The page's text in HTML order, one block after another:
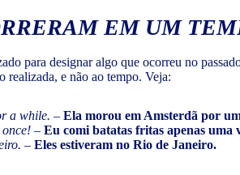
EM UM
para designar algo que ocorreu no
realizada, e não ao tempo. Veja:
a while. – Ela morou em Amsterdã por
– Eu comi batatas fritas apenas uma
– Eles estiveram no Rio de Janeiro.